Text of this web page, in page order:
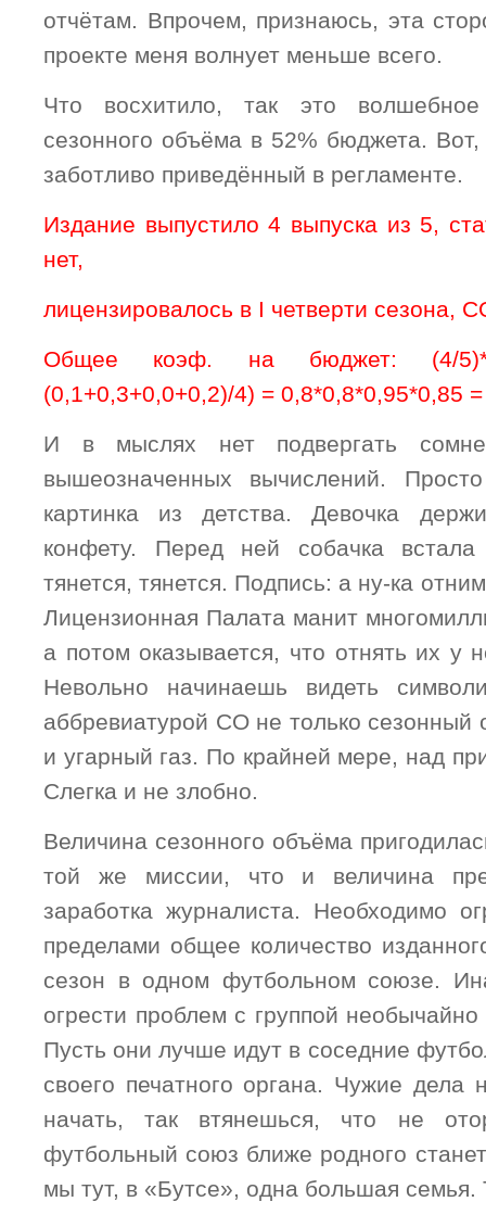
отчётам. Впрочем, признаюсь, эта
проекте меня волнует меньше всего.
Что восхитило, так это
сезонного объёма в 52% бюджета.
заботливо приведённый в регламенте.
Издание выпустило 4 выпуска из 5,
нет,
лицензировалось в I четверти сезона,
Общее коэф. на бюджет: (4/
(0,1+0,3+0,0+0,2)/4) = 0,8*0,8*0,95*0,85
И в мыслях нет подвергать
вышеозначенных вычислений.
картинка из детства. Девочка
конфету. Перед ней собачка
тянется, тянется. Подпись: а ну-ка
Лицензионная Палата манит
а потом оказывается, что отнять их у
Невольно начинаешь видеть
аббревиатурой СО не только сезонный
и угарный газ. По крайней мере, над
Слегка и не злобно.
Величина сезонного объёма
той же миссии, что и величина
заработка журналиста. Необходимо
пределами общее количество
сезон в одном футбольном союзе.
огрести проблем с группой
Пусть они лучше идут в соседние
своего печатного органа. Чужие дела
начать, так втянешься, что не
футбольный союз ближе родного
мы тут, в «Бутсе», одна большая семья.